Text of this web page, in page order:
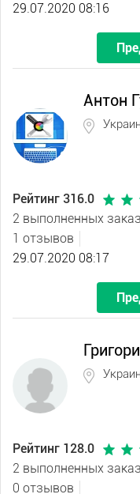
29.07.2020 08:16
Антон
Рейтинг 316.0
2 выполненных
1 отзывов
29.07.2020 08:17
Рейтинг 128.0
2 выполненных
0 отзывов